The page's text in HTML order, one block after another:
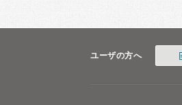
ユーザの方へ